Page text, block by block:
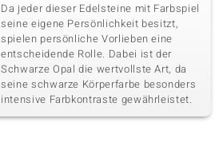
Da jeder dieser Edelsteine mit Farbspiel
seine eigene Persönlichkeit besitzt,
spielen persönliche Vorlieben eine
entscheidende Rolle. Dabei ist der
Schwarze Opal die wertvollste Art, da
seine schwarze Körperfarbe besonders
intensive Farbkontraste gewährleistet.